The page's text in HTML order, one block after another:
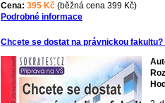
Cena: 395 Kč (běžná cena 399 Kč)
Podrobné informace
Chcete se dostat na právnickou